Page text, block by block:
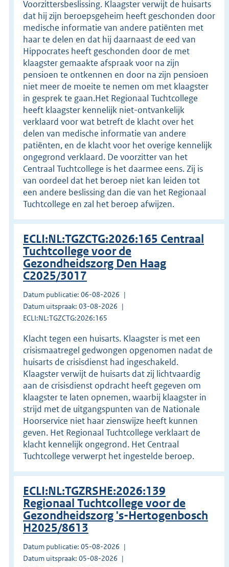
Voorzittersbeslissing. Klaagster verwijt de huisarts
dat hij zijn beroepsgeheim heeft geschonden door
medische informatie van andere patiënten met
haar te delen en dat hij daarnaast de eed van
Hippocrates heeft geschonden door de met
klaagster gemaakte afspraak voor na zijn
pensioen te ontkennen en door na zijn pensioen
niet meer de moeite te nemen om met klaagster
in gesprek te gaan.Het Regionaal Tuchtcollege
heeft klaagster kennelijk niet-ontvankelijk
verklaard voor wat betreft de klacht over het
delen van medische informatie van andere
patiënten, en de klacht voor het overige kennelijk
ongegrond verklaard. De voorzitter van het
Centraal Tuchtcollege is het daarmee eens. Zij is
van oordeel dat het beroep niet kan leiden tot
een andere beslissing dan die van het Regionaal
Tuchtcollege en zal het beroep afwijzen.
ECLI:NL:TGZCTG:2026:165 Centraal
Tuchtcollege voor de
Gezondheidszorg Den Haag
C2025/3017
Datum publicatie: 06-08-2026
Datum uitspraak: 03-08-2026
ECLI:NL:TGZCTG:2026:165
Klacht tegen een huisarts. Klaagster is met een
crisismaatregel gedwongen opgenomen nadat de
huisarts de crisisdienst had ingeschakeld.
Klaagster verwijt de huisarts dat zij lichtvaardig
aan de crisisdienst opdracht heeft gegeven om
klaagster te laten opnemen, waarbij klaagster in
strijd met de uitgangspunten van de Nationale
Hoorservice niet haar zienswijze heeft kunnen
geven. Het Regionaal Tuchtcollege verklaart de
klacht kennelijk ongegrond. Het Centraal
Tuchtcollege verwerpt het ingestelde beroep.
ECLI:NL:TGZRSHE:2026:139
Regionaal Tuchtcollege voor de
Gezondheidszorg 's-Hertogenbosch
H2025/8613
Datum publicatie: 05-08-2026
Datum uitspraak: 05-08-2026